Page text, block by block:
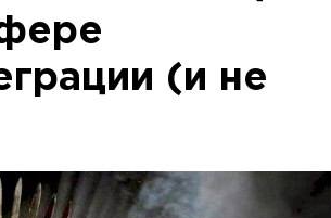
(и не